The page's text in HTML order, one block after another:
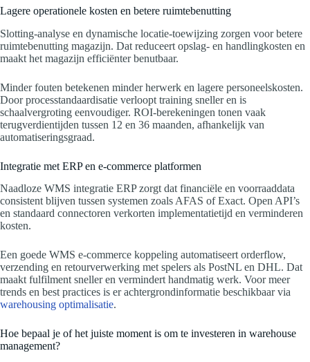
Lagere operationele kosten en betere ruimtebenutting
Slotting-analyse en dynamische locatie-toewijzing zorgen voor betere
ruimtebenutting magazijn. Dat reduceert opslag- en handlingkosten en
maakt het magazijn efficiënter benutbaar.
Minder fouten betekenen minder herwerk en lagere personeelskosten.
Door processtandaardisatie verloopt training sneller en is
schaalvergroting eenvoudiger. ROI-berekeningen tonen vaak
terugverdientijden tussen 12 en 36 maanden, afhankelijk van
automatiseringsgraad.
Integratie met ERP en e-commerce platformen
Naadloze WMS integratie ERP zorgt dat financiële en voorraaddata
consistent blijven tussen systemen zoals AFAS of Exact. Open API’s
en standaard connectoren verkorten implementatietijd en verminderen
kosten.
Een goede WMS e-commerce koppeling automatiseert orderflow,
verzending en retourverwerking met spelers als PostNL en DHL. Dat
maakt fulfilment sneller en vermindert handmatig werk. Voor meer
trends en best practices is er achtergrondinformatie beschikbaar via
warehousing optimalisatie.
Hoe bepaal je of het juiste moment is om te investeren in warehouse
management?